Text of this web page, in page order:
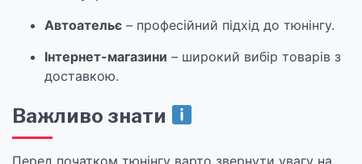
Автоательє – професійний підхід до тюнінгу.
Інтернет-магазини – широкий вибір товарів з
доставкою.
Важливо знати
Перед початком тюнінгу варто звернути увагу на